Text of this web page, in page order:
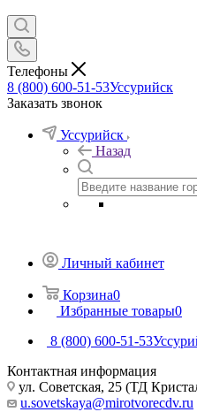
Телефоны
8 (800) 600-51-53Уссурийск
Заказать звонок
Уссурийск
Назад
Личный кабинет
Корзина0
Избранные товары0
8 (800) 600-51-53
Контактная информация
ул. Советская, 25 (ТД
u.sovetskaya@mirotvorecdv.ru